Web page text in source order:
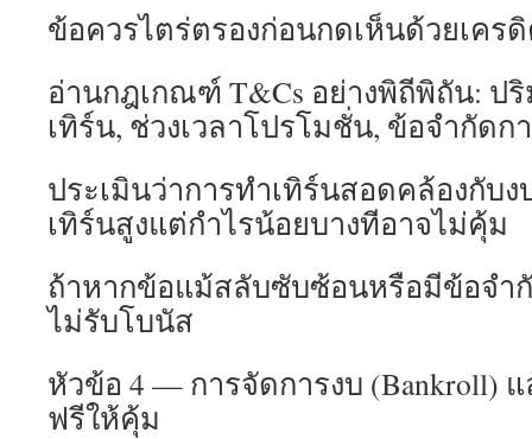
ข้อควรไตร่ตรองก่อนกดเห็นด้วยเคร
อ่านกฎเกณฑ์ T&Cs อย่างพิถีพิถัน: ป
เทิร์น, ช่วงเวลาโปรโมชั่น, ข้อจำกัดก
ประเมินว่าการทำเทิร์นสอดคล้องกั
เทิร์นสูงแต่กำไรน้อยบางทีอาจไม่คุ้ม
ถ้าหากข้อแม้สลับซับซ้อนหรือมีข้อจำ
ไม่รับโบนัส
หัวข้อ 4 — การจัดการงบ (Bankroll)
ฟรีให้คุ้ม